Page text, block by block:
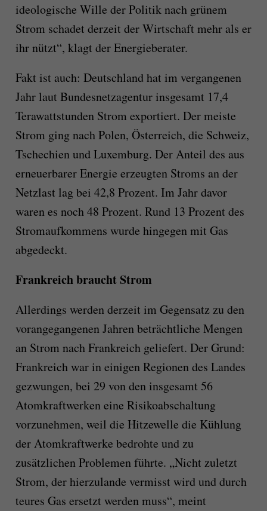
ideologische Wille der Politik nach grünem
Strom schadet derzeit der Wirtschaft mehr als er
ihr nützt“, klagt der Energieberater.
Fakt ist auch: Deutschland hat im vergangenen
Jahr laut Bundesnetzagentur insgesamt 17,4
Terawattstunden Strom exportiert. Der meiste
Strom ging nach Polen, Österreich, die Schweiz,
Tschechien und Luxemburg. Der Anteil des aus
erneuerbarer Energie erzeugten Stroms an der
Netzlast lag bei 42,8 Prozent. Im Jahr davor
waren es noch 48 Prozent. Rund 13 Prozent des
Stromaufkommens wurde hingegen mit Gas
abgedeckt.
Frankreich braucht Strom
Allerdings werden derzeit im Gegensatz zu den
vorangegangenen Jahren beträchtliche Mengen
an Strom nach Frankreich geliefert. Der Grund:
Frankreich war in einigen Regionen des Landes
gezwungen, bei 29 von den insgesamt 56
Atomkraftwerken eine Risikoabschaltung
vorzunehmen, weil die Hitzewelle die Kühlung
der Atomkraftwerke bedrohte und zu
zusätzlichen Problemen führte. „Nicht zuletzt
Strom, der hierzulande vermisst wird und durch
teures Gas ersetzt werden muss“, meint